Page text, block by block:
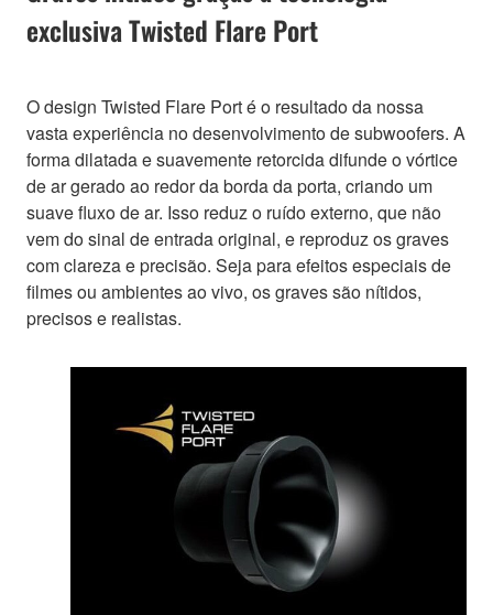
exclusiva Twisted Flare Port
O design Twisted Flare Port é o resultado da nossa
vasta experiência no desenvolvimento de subwoofers. A
forma dilatada e suavemente retorcida difunde o vórtice
de ar gerado ao redor da borda da porta, criando um
suave fluxo de ar. Isso reduz o ruído externo, que não
vem do sinal de entrada original, e reproduz os graves
com clareza e precisão. Seja para efeitos especiais de
filmes ou ambientes ao vivo, os graves são nítidos,
precisos e realistas.